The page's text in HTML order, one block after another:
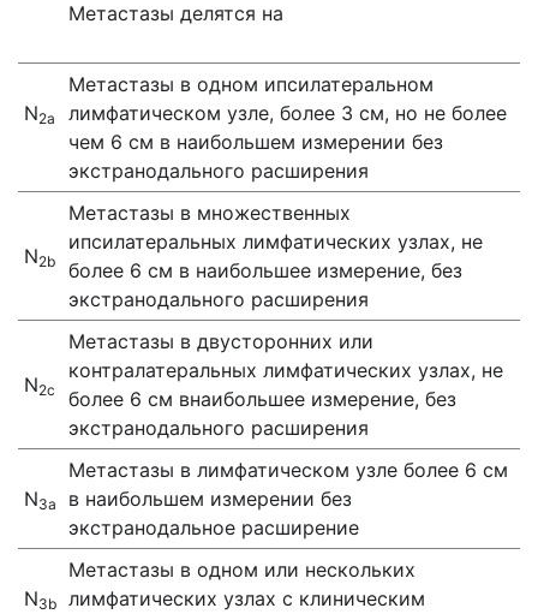
Метастазы делятся на
N2а
Метастазы в одном ипсилатеральном
лимфатическом узле, более 3 см, но не более
чем 6 см в наибольшем измерении без
экстранодального расширения
N2b
Метастазы в множественных
ипсилатеральных лимфатических узлах, не
более 6 см в наибольшее измерение, без
экстранодального расширения
N2с
Метастазы в двусторонних или
контралатеральных лимфатических узлах, не
более 6 см внаибольшее измерение, без
экстранодального расширения
N3а
Метастазы в лимфатическом узле более 6 см
в наибольшем измерении без
экстранодальное расширение
N3b
Метастазы в одном или нескольких
лимфатических узлах с клиническим